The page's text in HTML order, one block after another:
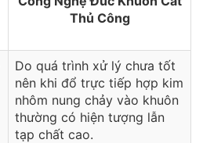
Thủ Công
Do quá trình xử lý chưa tốt
nên khi đổ trực tiếp hợp kim
nhôm nung chảy vào khuôn
thường có hiện tượng lẫn
tạp chất cao.